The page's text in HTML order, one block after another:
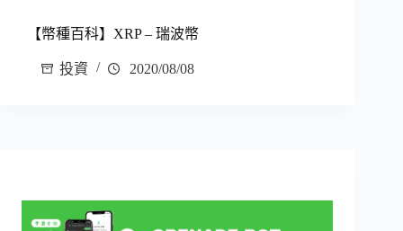
【幣種百科】XRP – 瑞波幣
投資 2020/08/08